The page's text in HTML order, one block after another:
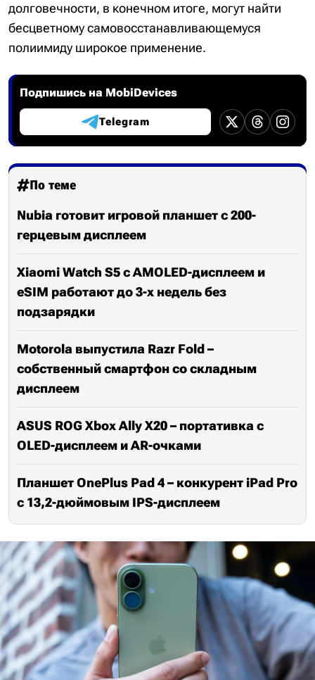
долговечности, в конечном итоге, могут найти
бесцветному самовосстанавливающемуся
полиимиду широкое применение.
Подпишись на MobiDevices
Telegram
По теме
Nubia готовит игровой планшет с 200-
герцевым дисплеем
Xiaomi Watch S5 с AMOLED-дисплеем и
eSIM работают до 3-х недель без
подзарядки
Motorola выпустила Razr Fold –
собственный смартфон со складным
дисплеем
ASUS ROG Xbox Ally X20 – портативка с
OLED-дисплеем и AR-очками
Планшет OnePlus Pad 4 – конкурент iPad Pro
с 13,2-дюймовым IPS-дисплеем